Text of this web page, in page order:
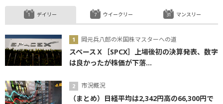
デイリー
岡元兵八郎の米国株マスターへの道
スペースＸ［SPCX］上場後初の決算発表、数字
は良かったが株価が下落...
市況概況
（まとめ）日経平均は2,342円高の66,300円で
ウイークリー マンスリー